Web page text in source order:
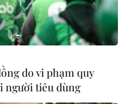
do vi phạm quy
người tiêu dùng